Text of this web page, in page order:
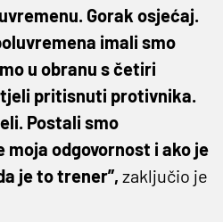
Gorak osjećaj.
imali smo
u obranu s četiri
pritisnuti protivnika.
Postali smo
moja odgovornost i ako je
je to trener”, zaključio je